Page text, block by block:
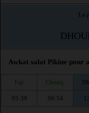
La
Awkat salat Pikine pour
Fajr Chourq.
05:39 06:54